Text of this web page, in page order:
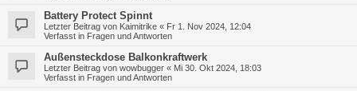
Battery Protect Spinnt
Letzter Beitrag von Kaimitrike « Fr 1. Nov 2024, 12:04
Verfasst in Fragen und Antworten
Außensteckdose Balkonkraftwerk
Letzter Beitrag von wowbugger « Mi 30. Okt 2024, 18:03
Verfasst in Fragen und Antworten